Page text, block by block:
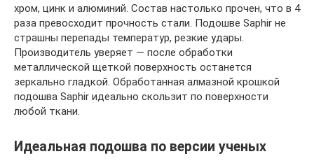
хром, цинк и алюминий. Состав настолько прочен, что в 4
раза превосходит прочность стали. Подошве Saphir не
страшны перепады температур, резкие удары.
Производитель уверяет — после обработки
металлической щеткой поверхность останется
зеркально гладкой. Обработанная алмазной крошкой
подошва Saphir идеально скользит по поверхности
любой ткани.
Идеальная подошва по версии ученых